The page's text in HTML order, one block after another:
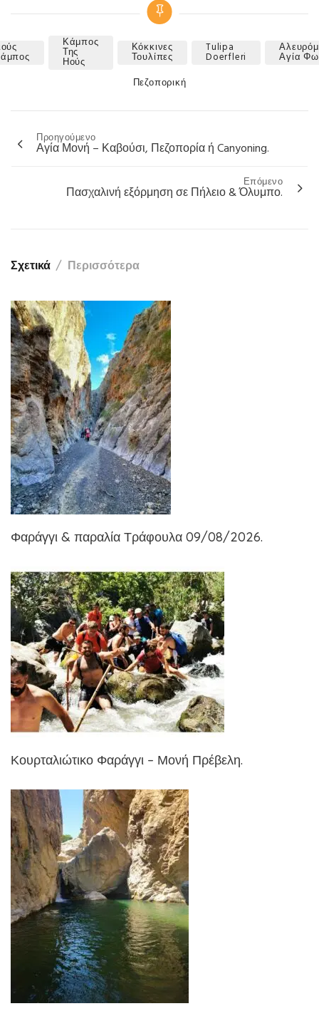
Tags
Κάμπος
Της
Ηούς
Κόκκινες
Τουλίπες
Tulipa
Doerfleri Αγία
Categories
Πεζοπορική
Πλοήγηση
άρθρων
Προηγούμενο
Αγία Μονή – Καβούσι, Πεζοπορία ή Canyoning.
Επόμενο
Πασχαλινή εξόρμηση σε Πήλειο & Όλυμπο.
Σχετικά Περισσότερα
Φαράγγι & παραλία Τράφουλα 09/08/2026.
Κουρταλιώτικο Φαράγγι – Μονή Πρέβελη.